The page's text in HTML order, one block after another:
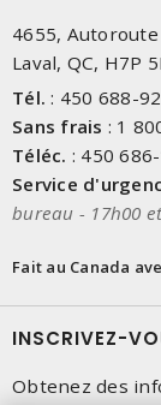
4655,
Laval, QC, H7P
Tél. : 450 688-
Sans frais : 1
Téléc. : 450
Service
bureau - 17h00
Fait au Canada
INSCRIVEZ-
Obtenez des